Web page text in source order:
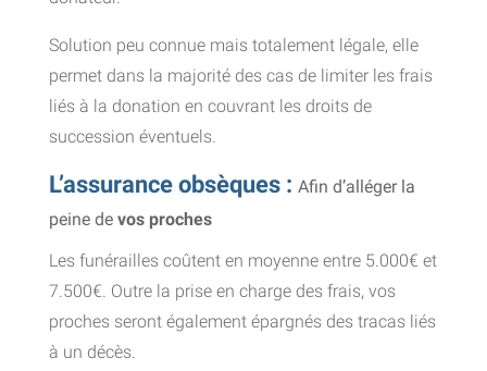
Solution peu connue mais totalement légale, elle
permet dans la majorité des cas de limiter les frais
liés à la donation en couvrant les droits de
succession éventuels.
L’assurance obsèques : Afin d’alléger la
peine devos proches
Les funérailles coûtent en moyenne entre 5.000€ et
7.500€. Outre la prise en charge des frais, vos
proches seront également épargnés des tracas liés
à un décès.